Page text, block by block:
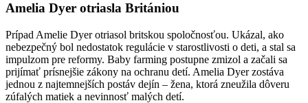
Amelia Dyer otriasla Britániou
Prípad Amelie Dyer otriasol britskou spoločnosťou. Ukázal, ako
nebezpečný bol nedostatok regulácie v starostlivosti o deti, a stal sa
impulzom pre reformy. Baby farming postupne zmizol a začali sa
prijímať prísnejšie zákony na ochranu detí. Amelia Dyer zostáva
jednou z najtemnejších postáv dejín – žena, ktorá zneužila dôveru
zúfalých matiek a nevinnosť malých detí.